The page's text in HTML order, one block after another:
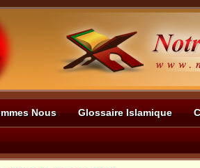
Nous Glossaire Islamique